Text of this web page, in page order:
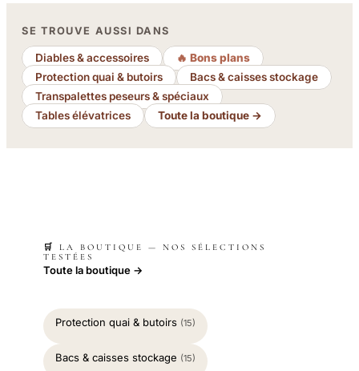
SE TROUVE AUSSI DANS
Diables & accessoires
🔥 Bons plans
Protection quai & butoirs
Bacs & caisses stockage
Transpalettes peseurs & spéciaux
Tables élévatrices
Toute la boutique →
🛒 LA BOUTIQUE — NOS SÉLECTIONS
TESTÉES
Toute la boutique →
Protection quai & butoirs (15)
Bacs & caisses stockage (15)